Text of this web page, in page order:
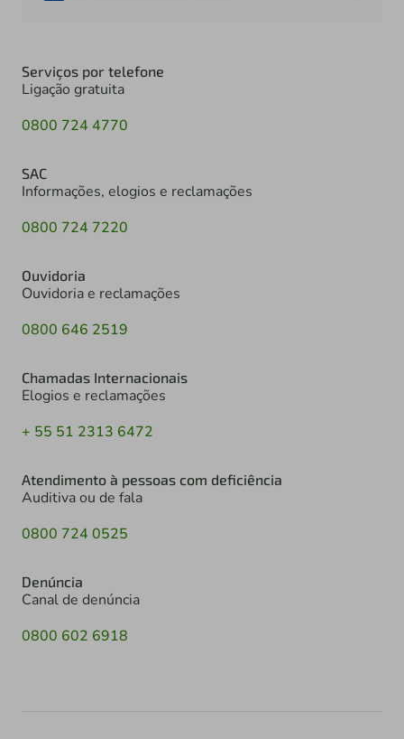
Serviços por telefone
Ligação gratuita
0800 724 4770
SAC
Informações, elogios e reclamações
0800 724 7220
Ouvidoria
Ouvidoria e reclamações
0800 646 2519
Chamadas Internacionais
Elogios e reclamações
+ 55 51 2313 6472
Atendimento à pessoas com deficiência
Auditiva ou de fala
0800 724 0525
Denúncia
Canal de denúncia
0800 602 6918